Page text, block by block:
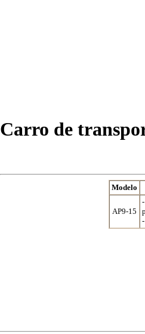
Carro de
Modelo
AP9-15